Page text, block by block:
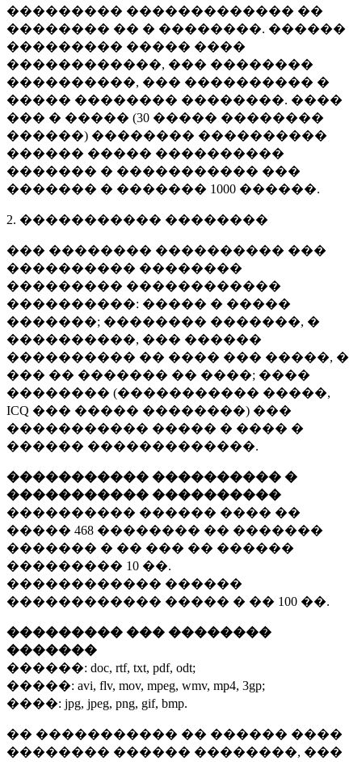
��������� ������������� ��
�������� �� � ��������. ������
��������� ����� ����
������������, ��� ��������
����������, ��� ���������� �
����� �������� ��������. ����
��� � ����� (30 ����� ��������
������) �������� ����������
������ ����� ����������
������� � ����������� ���
������� � ������� 1000 ������.
2. ����������� ��������
��� �������� ���������� ���
���������� ��������
��������� ������������
����������: ����� � �����
�������; �������� �������, �
����������, ��� ������
���������� �� ���� ��� �����, �
��� �� ������� �� ����; ����
�������� (����������� �����,
ICQ ��� ����� ��������) ���
����������� ����� � ���� �
������ �������������.
����������� ���������� �
����������� ����������
���������� ������ ���� ��
����� 468 �������� �� �������
������� � �� ��� �� ������
��������� 10 ��.
������������ ������
������������ ����� � �� 100 ��.
��������� ��� ��������
�������
������: doc, rtf, txt, pdf, odt;
�����: avi, flv, mov, mpeg, wmv, mp4, 3gp;
����: jpg, jpeg, png, gif, bmp.
�� ����������� �� ������ ����
�������� ������ ��������, ���